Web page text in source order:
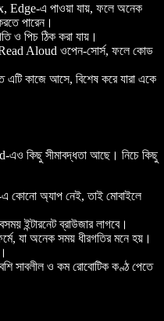
Edge-এ পাওয়া যায়, ফলে অনেক
পারেন।
ও পিচ ঠিক করা যায়।
Read Aloud ওপেন-সোর্স, ফলে কোড
এটি কাজে আসে, বিশেষ করে যারা একে
কিছু সীমাবদ্ধতা আছে। নিচে কিছু
কোনো অ্যাপ নেই, তাই মোবাইলে
ইন্টারনেট ব্রাউজার লাগবে।
যা অনেক সময় ধীরগতির মনে হয়।
সাবলীল ও কম রোবোটিক কণ্ঠ পেতে